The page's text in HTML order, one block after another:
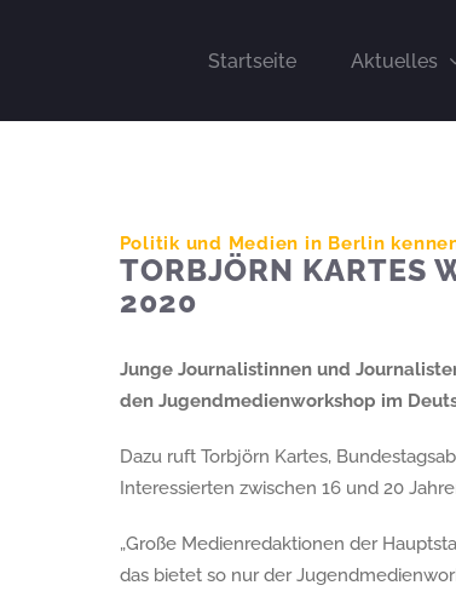
Startseite Aktuelles
Politik und Medien in Berlin
TORBJÖRN KARTES
2020
Junge Journalistinnen und
den Jugendmedienworkshop im
Dazu ruft Torbjörn Kartes,
Interessierten zwischen 16 und 20
„Große Medienredaktionen der
das bietet so nur der